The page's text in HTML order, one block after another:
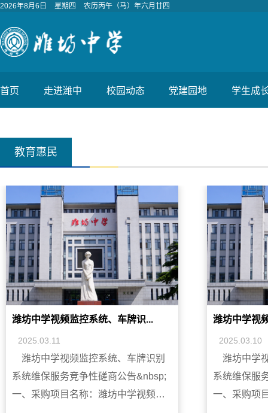
2026年8月6日 星期四 农历丙午（马）年六月廿四
首页 走进潍中 校园动态 党建园地 学生成
教育惠民
潍坊中学视频监控系统、车牌识...
2025.03.11
潍坊中学视频监控系统、车牌识别
系统维保服务竞争性磋商公告&nbsp;
一、采购项目名称：潍坊中学视频监
潍坊中学视
2025.03.10
潍坊中学
系统维保服
一、采购项